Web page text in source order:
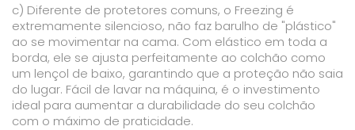
c) Diferente de protetores comuns, o Freezing é
extremamente silencioso, não faz barulho de "plástico"
ao se movimentar na cama. Com elástico em toda a
borda, ele se ajusta perfeitamente ao colchão como
um lençol de baixo, garantindo que a proteção não saia
do lugar. Fácil de lavar na máquina, é o investimento
ideal para aumentar a durabilidade do seu colchão
com o máximo de praticidade.